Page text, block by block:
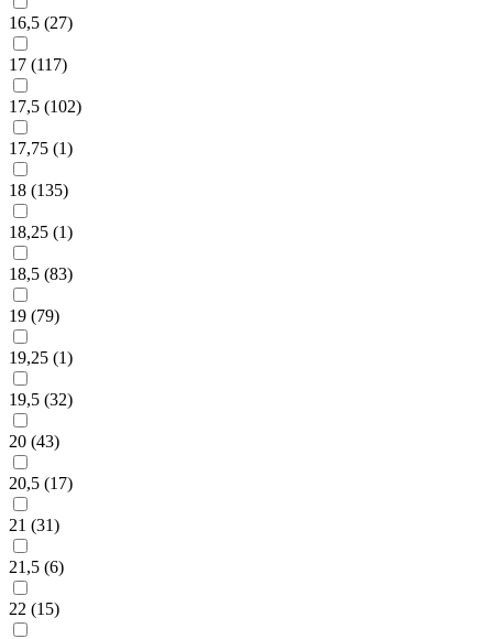
16,5 (27)
17 (117)
17,5 (102)
17,75 (1)
18 (135)
18,25 (1)
18,5 (83)
19 (79)
19,25 (1)
19,5 (32)
20 (43)
20,5 (17)
21 (31)
21,5 (6)
22 (15)